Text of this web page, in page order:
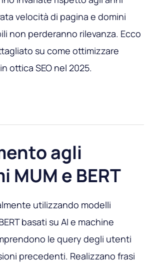
velocità di pagina e domini
non perderanno rilevanza. Ecco
su come ottimizzare
ottica SEO nel 2025.
agli
MUM e BERT
utilizzando modelli
basati su AI e machine
le query degli utenti
precedenti. Realizzano frasi